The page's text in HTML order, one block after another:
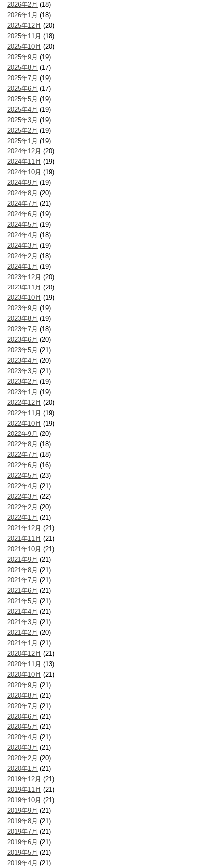
2026年2月 (18)
2026年1月 (18)
2025年12月 (20)
2025年11月 (18)
2025年10月 (20)
2025年9月 (19)
2025年8月 (17)
2025年7月 (19)
2025年6月 (17)
2025年5月 (19)
2025年4月 (19)
2025年3月 (19)
2025年2月 (19)
2025年1月 (19)
2024年12月 (20)
2024年11月 (19)
2024年10月 (19)
2024年9月 (19)
2024年8月 (20)
2024年7月 (21)
2024年6月 (19)
2024年5月 (19)
2024年4月 (18)
2024年3月 (19)
2024年2月 (18)
2024年1月 (19)
2023年12月 (20)
2023年11月 (20)
2023年10月 (19)
2023年9月 (19)
2023年8月 (19)
2023年7月 (18)
2023年6月 (20)
2023年5月 (21)
2023年4月 (20)
2023年3月 (21)
2023年2月 (19)
2023年1月 (19)
2022年12月 (20)
2022年11月 (19)
2022年10月 (19)
2022年9月 (20)
2022年8月 (18)
2022年7月 (18)
2022年6月 (16)
2022年5月 (23)
2022年4月 (21)
2022年3月 (22)
2022年2月 (20)
2022年1月 (21)
2021年12月 (21)
2021年11月 (21)
2021年10月 (21)
2021年9月 (21)
2021年8月 (21)
2021年7月 (21)
2021年6月 (21)
2021年5月 (21)
2021年4月 (21)
2021年3月 (21)
2021年2月 (20)
2021年1月 (21)
2020年12月 (21)
2020年11月 (13)
2020年10月 (21)
2020年9月 (21)
2020年8月 (21)
2020年7月 (21)
2020年6月 (21)
2020年5月 (21)
2020年4月 (21)
2020年3月 (21)
2020年2月 (20)
2020年1月 (21)
2019年12月 (21)
2019年11月 (21)
2019年10月 (21)
2019年9月 (21)
2019年8月 (21)
2019年7月 (21)
2019年6月 (21)
2019年5月 (21)
2019年4月 (21)